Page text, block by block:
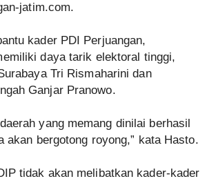
jatim.com.
kader PDI Perjuangan,
daya tarik elektoral tinggi,
Tri Rismaharini dan
Ganjar Pranowo.
yang memang dinilai berhasil
akan bergotong royong,” kata Hasto.
tidak akan melibatkan kader-kader